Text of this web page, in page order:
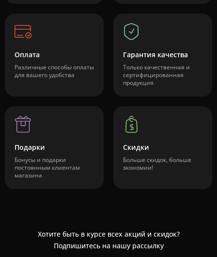
Оплата
Различные способы оплаты
для вашего удобства
Гарантия качества
Только качественная и
сертифицированная
продукция
Подарки
Бонусы и подарки
постоянным клиентам
магазина
Скидки
Больше скидок, больше
экономии!
Хотите быть в курсе всех акций и скидок?
Подпишитесь на нашу рассылку